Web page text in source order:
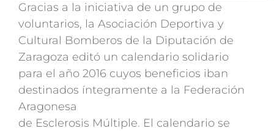
Gracias a la iniciativa de un grupo de
voluntarios, la Asociación Deportiva y
Cultural Bomberos de la Diputación de
Zaragoza editó un calendario solidario
para el año 2016 cuyos beneficios iban
destinados íntegramente a la Federación
Aragonesa
de Esclerosis Múltiple. El calendario se